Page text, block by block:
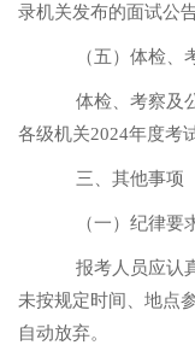
录机关发布的面试公告
（五）体检、
体检、考察及
各级机关2024年度考
三、其他事项
（一）纪律要
报考人员应认
未按规定时间、地点
自动放弃。